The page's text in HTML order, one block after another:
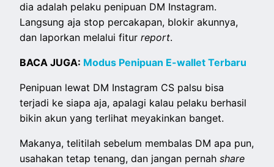
dia adalah pelaku penipuan DM Instagram.
Langsung aja stop percakapan, blokir akunnya,
dan laporkan melalui fiturreport.
BACA JUGA: Modus Penipuan E-wallet Terbaru
Penipuan lewat DM Instagram CS palsu bisa
terjadi ke siapa aja, apalagi kalau pelaku berhasil
bikin akun yang terlihat meyakinkan banget.
Makanya, telitilah sebelum membalas DM apa pun,
usahakan tetap tenang, dan jangan pernahshare